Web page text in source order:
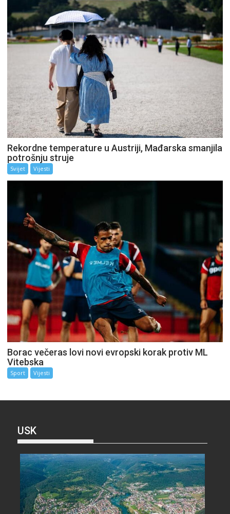
Rekordne temperature u Austriji, Mađarska smanjila
potrošnju struje
Svijet Vijesti
Borac večeras lovi novi evropski korak protiv ML
Vitebska
Sport Vijesti
USK